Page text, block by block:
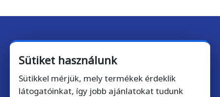
Iratkozzon fel hírlevelünkre!
Csatlakozzon több mint10 000 feliratkozóhoz, akik nem
akarnak lemaradni a kedvezményekről!
Sütiket használunk
Sütikkel mérjük, mely termékek érdeklik
látogatóinkat, így jobb ajánlatokat tudunk